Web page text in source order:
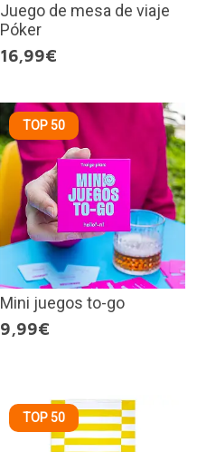
Juego de mesa de viaje
Póker
16,99€
TOP 50
Mini juegos to-go
9,99€
TOP 50